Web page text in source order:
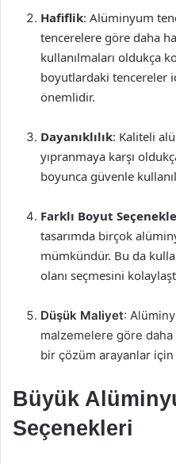
Hafiflik: Alüminyum
tencerelere göre daha
kullanılmaları oldukça
boyutlardaki tencereler
önemlidir.
Dayanıklılık: Kaliteli
yıpranmaya karşı
boyunca güvenle
Farklı Boyut
tasarımda birçok
mümkündür. Bu da
olanı seçmesini
Düşük Maliyet:
malzemelere göre daha
bir çözüm arayanlar
Büyük
Seçenekleri